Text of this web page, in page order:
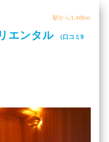
駅から1.48km
エンタル
（口コミ9